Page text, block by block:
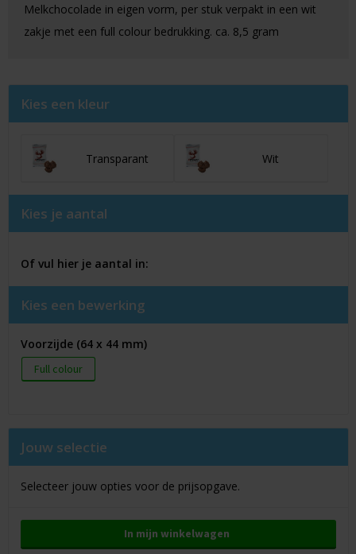
Melkchocolade in eigen vorm, per stuk verpakt in een wit
zakje met een full colour bedrukking. ca. 8,5 gram
Kies een kleur
Transparant Wit
Kies je aantal
Of vul hier je aantal in:
Kies een bewerking
Voorzijde (64 x 44 mm)
Full colour
Jouw selectie
Selecteer jouw opties voor de prijsopgave.
In mijn winkelwagen